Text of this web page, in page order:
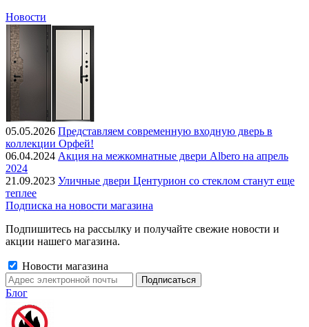
Новости
05.05.2026 Представляем современную входную дверь в
коллекции Орфей!
06.04.2024 Акция на межкомнатные двери Albero на апрель
2024
21.09.2023 Уличные двери Центурион со стеклом станут еще
теплее
Подписка на новости магазина
Подпишитесь на рассылку и получайте свежие новости и
акции нашего магазина.
Новости магазина
Блог